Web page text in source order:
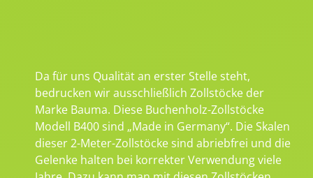
Da für uns Qualität an erster Stelle steht,
bedrucken wir ausschließlich Zollstöcke der
Marke Bauma. Diese Buchenholz-Zollstöcke
Modell B400 sind „Made in Germany“. Die Skalen
dieser 2-Meter-Zollstöcke sind abriebfrei und die
Gelenke halten bei korrekter Verwendung viele